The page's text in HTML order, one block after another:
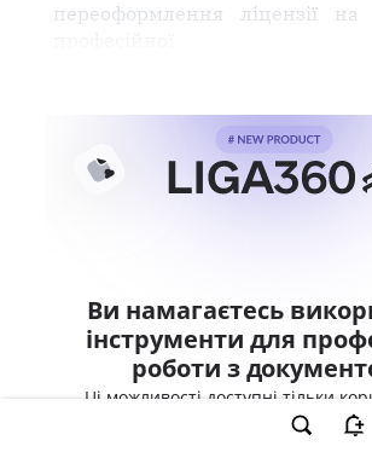
переоформлення ліцензії на
Ви намагаєтесь
інструменти для
роботи з
Ці можливості доступні тільки
LIGA360. Залишайте заявку та